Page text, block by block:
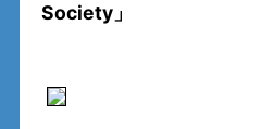
Society」